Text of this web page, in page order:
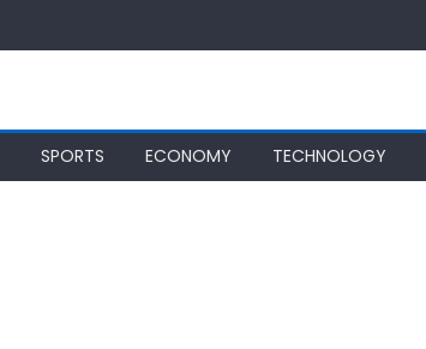
SPORTS ECONOMY TECHNOLOGY